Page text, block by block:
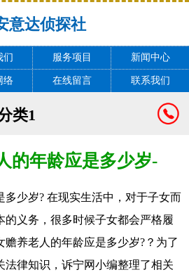
意达侦探社
们 服务项目 新闻中心
络 在线留言 联系我们
类1
的年龄应是多少岁-
多少岁? 在现实生活中，对于子女而
的义务，很多时候子女都会严格履
养老人的年龄应是多少岁?？为了
法律知识，诉宁网小编整理了相关